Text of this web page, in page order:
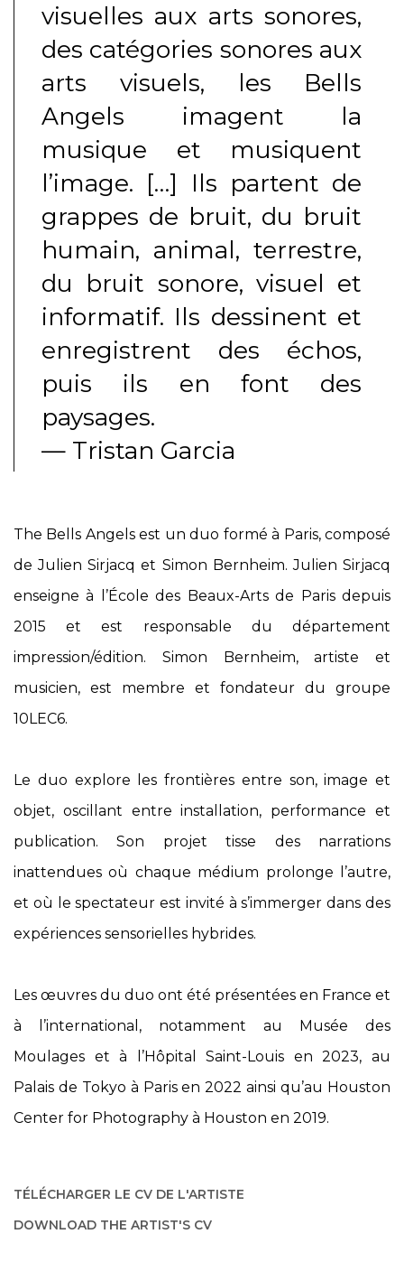
visuelles aux arts sonores,
des catégories sonores aux
arts visuels, les Bells
Angels imagent la
musique et musiquent
l’image. […] Ils partent de
grappes de bruit, du bruit
humain, animal, terrestre,
du bruit sonore, visuel et
informatif. Ils dessinent et
enregistrent des échos,
puis ils en font des
paysages.
— Tristan Garcia
The Bells Angels est un duo formé à Paris, composé
de Julien Sirjacq et Simon Bernheim. Julien Sirjacq
enseigne à l’École des Beaux-Arts de Paris depuis
2015 et est responsable du département
impression/édition. Simon Bernheim, artiste et
musicien, est membre et fondateur du groupe
10LEC6.
Le duo explore les frontières entre son, image et
objet, oscillant entre installation, performance et
publication. Son projet tisse des narrations
inattendues où chaque médium prolonge l’autre,
et où le spectateur est invité à s’immerger dans des
expériences sensorielles hybrides.
Les œuvres du duo ont été présentées en France et
à l’international, notamment au Musée des
Moulages et à l’Hôpital Saint-Louis en 2023, au
Palais de Tokyo à Paris en 2022 ainsi qu’au Houston
Center for Photography à Houston en 2019.
TÉLÉCHARGER LE CV DE L'ARTISTE
(PDF, OPENS IN A NEW TAB.)
DOWNLOAD THE ARTIST'S CV